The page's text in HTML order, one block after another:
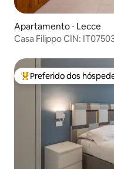
Apartamento ⋅ Lecce
Casa Filippo CIN:
Entre os melhores
Preferido dos